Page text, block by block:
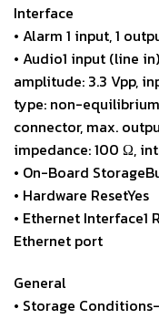
Interface
• Alarm 1 input, 1
• Audio1 input (line
amplitude: 3.3 Vpp,
type: non-
connector, max.
impedance: 100 Ω,
• On-Board
• Hardware ResetYes
• Ethernet Interface1
Ethernet port
General
• Storage